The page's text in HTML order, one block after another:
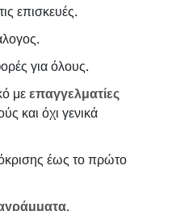
επισκευές.
για όλους.
μεεπαγγελματίες
και όχι γενικά
έως το πρώτο
.